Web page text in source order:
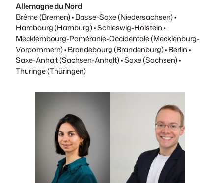
Allemagne du Nord
Brême (Bremen) • Basse-Saxe (Niedersachsen) •
Hambourg (Hamburg) • Schleswig-Holstein •
Mecklembourg-Poméranie-Occidentale (Mecklenburg-
Vorpommern) • Brandebourg (Brandenburg) • Berlin •
Saxe-Anhalt (Sachsen-Anhalt) • Saxe (Sachsen) •
Thuringe (Thüringen)